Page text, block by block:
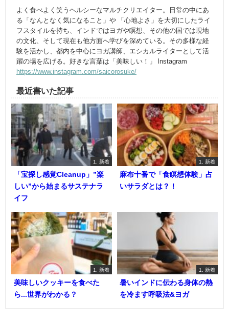
よく食べよく笑うヘルシーなマルチクリエイター。日常の中にあ
る「なんとなく気になること」や 「心地よさ」を大切にしたライ
フスタイルを持ち、インドではヨガや瞑想、その他の国では現地
の文化、そして現在も他方面へ学びを深めている。その多様な経
験を活かし、都内を中心にヨガ講師、エシカルライターとして活
躍の場を広げる。好きな言葉は「美味しい！」 Instagram
https://www.instagram.com/saicorosuke/
最近書いた記事
1. 新着
「宝探し感覚Cleanup」”楽
しい”から始まるサステナラ
イフ
1. 新着
麻布十番で「食瞑想体験」占
いサラダとは？！
1. 新着
美味しいクッキーを食べた
ら...世界がわかる？
1. 新着
暑いインドに伝わる身体の熱
を冷ます呼吸法&ヨガ